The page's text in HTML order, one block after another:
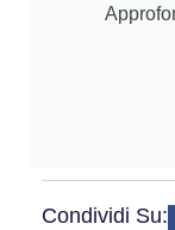
Condividi Su: